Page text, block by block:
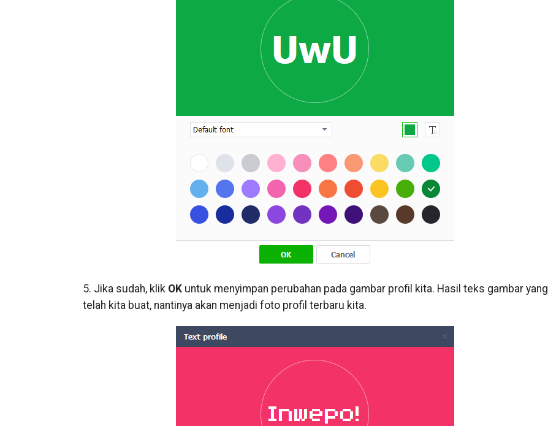
5. Jika sudah, klik OKuntuk menyimpan perubahan pada gambar profil kita. Hasil teks gambar yang
telah kita buat, nantinya akan menjadi foto profil terbaru kita.